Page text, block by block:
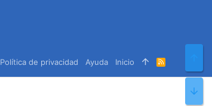
Política de privacidad Ayuda Inicio
R
S